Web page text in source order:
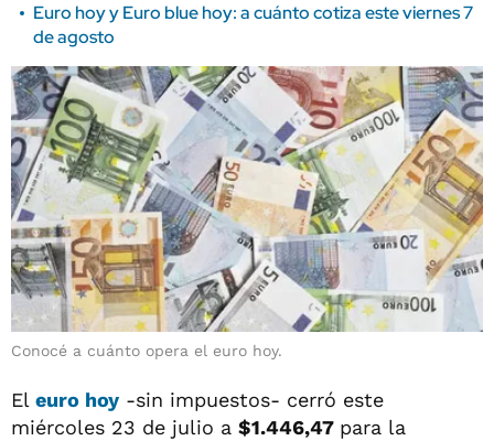
Euro hoy y Euro blue hoy: a cuánto cotiza este viernes 7
de agosto
Conocé a cuánto opera el euro hoy.
El euro hoy -sin impuestos- cerró este
miércoles 23 de julio a $1.446,47 para la